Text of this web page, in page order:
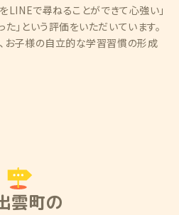
LINEで尋ねることができて心強い」
」という評価をいただいています。
お子様の自立的な学習習慣の形成
雲町の